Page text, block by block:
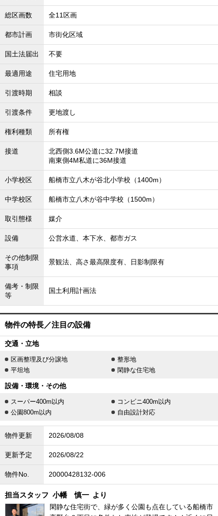
総区画数 全11区画
都市計画 市街化区域
国土法届出 不要
最適用途 住宅用地
引渡時期 相談
引渡条件 更地渡し
権利種類 所有権
接道
北西側3.6M公道に32.7M接道
南東側4M私道に36M接道
小学校区 船橋市立八木が谷北小学校（1400m）
中学校区 船橋市立八木が谷中学校（1500m）
取引態様 媒介
設備 公営水道、本下水、都市ガス
その他制限
事項
景観法、高さ最高限度有、日影制限有
備考・制限
等
国土利用計画法
物件の特長／注目の設備
交通・立地
区画整理及び分譲地
整形地
平坦地
閑静な住宅地
設備・環境・その他
スーパー400m以内
コンビニ400m以内
公園800m以内
自由設計対応
物件更新 2026/08/08
更新予定 2026/08/22
物件No. 20000428132-006
担当スタッフ 小幡 慎一 より
閑静な住宅街で、緑が多く公園も点在している船橋市